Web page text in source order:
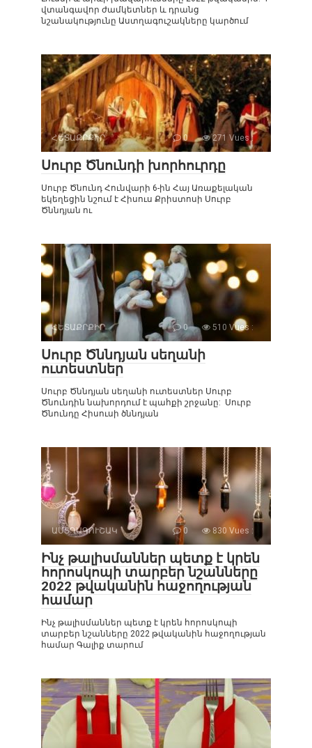
վտանգավոր ժամկետներ և դրանց
նշանակությունը Աստղագուշակները կարծում
ՀԵՏԱՔՐՔԻՐ 0 271 Vues :
Սուրբ Ծնունդի խորհուրդը
Սուրբ Ծնունդ Հունվարի 6-ին Հայ Առաքելական
եկեղեցին նշում է Հիսուս Քրիստոսի Սուրբ
Ծննդյան ու
ՀԵՏԱՔՐՔԻՐ 0 510 Vues :
Սուրբ Ծննդյան սեղանի
ուտեստներ
Սուրբ Ծննդյան սեղանի ուտեստներ Սուրբ
Ծնունդին նախորդում է պահքի շրջանը: Սուրբ
Ծնունդը Հիսուսի ծննդյան
ԱՍՏՂԱԳՈՒՇԱԿ 0 830 Vues :
Ինչ թալիսմաններ պետք է կրեն
հորոսկոպի տարբեր նշանները
2022 թվականին հաջողության
համար
Ինչ թալիսմաններ պետք է կրեն հորոսկոպի
տարբեր նշանները 2022 թվականին հաջողության
համար Գալիք տարում